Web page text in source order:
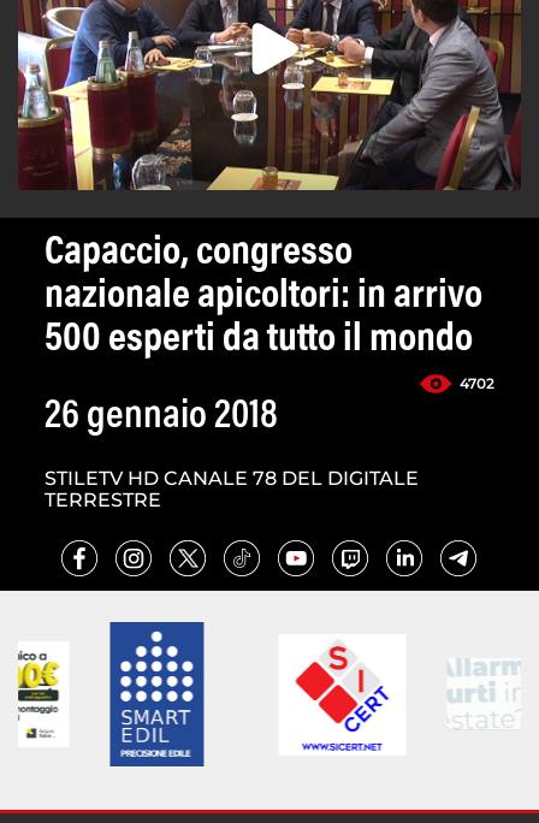
Capaccio, congresso
nazionale apicoltori: in arrivo
500 esperti da tutto il mondo
4702
26 gennaio 2018
STILETV HD CANALE 78 DEL DIGITALE
TERRESTRE